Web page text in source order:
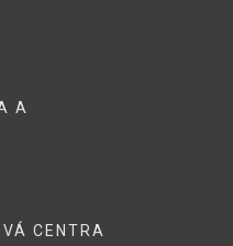
A
CENTRA